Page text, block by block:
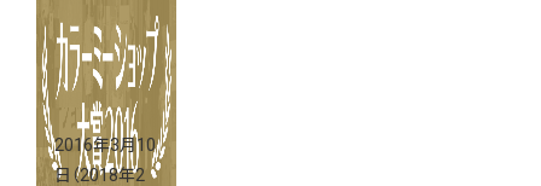
した。
2016年3月10
日 （2018年2